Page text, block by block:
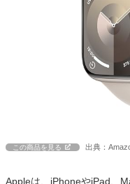
この商品を見る 出典：
Appleは、iPhoneやiPad、